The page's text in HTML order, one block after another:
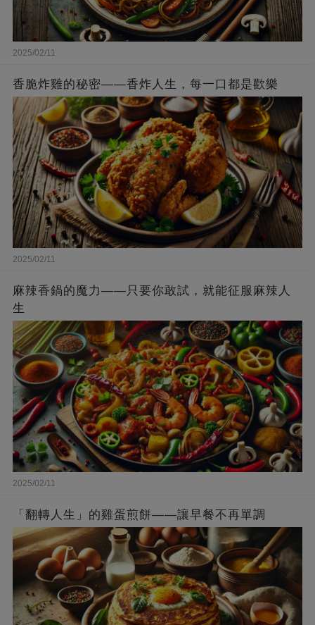
2025/02/11
香脆炸雞的秘密——香炸人生，每一口都是歡樂
2025/02/11
麻辣香鍋的魔力——只要你敢試，就能征服麻辣人
生
2025/02/11
「翻轉人生」的雞蛋煎餅——讓早餐不再單調